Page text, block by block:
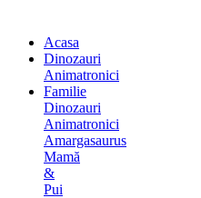
Acasa
Dinozauri
Animatronici
Familie
Dinozauri
Animatronici
Amargasaurus
Mamă
&
Pui